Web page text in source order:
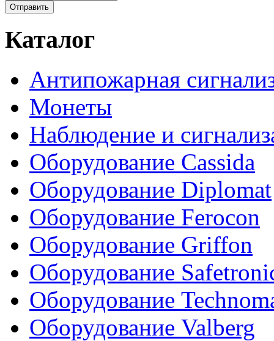
Каталог
Антипожарная
Монеты
Наблюдение и
Оборудование Cassida
Оборудование Diplomat
Оборудование Ferocon
Оборудование Griffon
Оборудование
Оборудование
Оборудование Valberg